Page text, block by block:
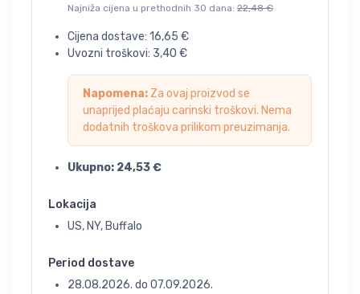
Najniža cijena u prethodnih 30 dana: 22,48 €
Cijena dostave: 16,65 €
Uvozni troškovi: 3,40 €
Napomena: Za ovaj proizvod se
unaprijed plaćaju carinski troškovi. Nema
dodatnih troškova prilikom preuzimanja.
Ukupno: 24,53€
Lokacija
US, NY, Buffalo
Period dostave
28.08.2026. do 07.09.2026.